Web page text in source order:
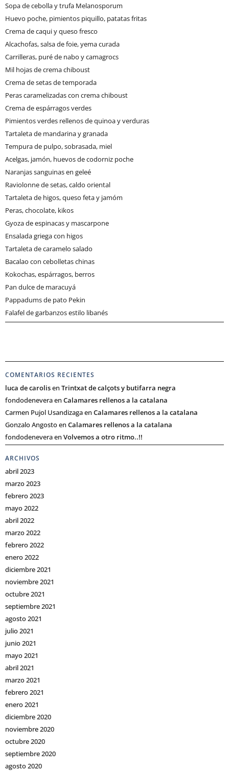
Sopa de cebolla y trufa Melanosporum
Huevo poche, pimientos piquillo, patatas fritas
Crema de caqui y queso fresco
Alcachofas, salsa de foie, yema curada
Carrilleras, puré de nabo y camagrocs
Mil hojas de crema chiboust
Crema de setas de temporada
Peras caramelizadas con crema chiboust
Crema de espárragos verdes
Pimientos verdes rellenos de quinoa y verduras
Tartaleta de mandarina y granada
Tempura de pulpo, sobrasada, miel
Acelgas, jamón, huevos de codorniz poche
Naranjas sanguinas en geleé
Raviolonne de setas, caldo oriental
Tartaleta de higos, queso feta y jamóm
Peras, chocolate, kikos
Gyoza de espinacas y mascarpone
Ensalada griega con higos
Tartaleta de caramelo salado
Bacalao con cebolletas chinas
Kokochas, espárragos, berros
Pan dulce de maracuyá
Pappadums de pato Pekin
Falafel de garbanzos estilo libanés
COMENTARIOS RECIENTES
luca de carolisen Trintxat de calçots y butifarra negra
fondodeneveraen Calamares rellenos a la catalana
Carmen Pujol Usandizagaen Calamares rellenos a la catalana
Gonzalo Angostoen Calamares rellenos a la catalana
fondodeneveraen Volvemos a otro ritmo..!!
ARCHIVOS
abril 2023
marzo 2023
febrero 2023
mayo 2022
abril 2022
marzo 2022
febrero 2022
enero 2022
diciembre 2021
noviembre 2021
octubre 2021
septiembre 2021
agosto 2021
julio 2021
junio 2021
mayo 2021
abril 2021
marzo 2021
febrero 2021
enero 2021
diciembre 2020
noviembre 2020
octubre 2020
septiembre 2020
agosto 2020